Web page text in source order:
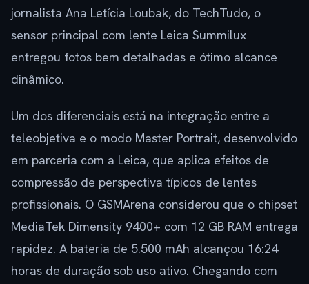
jornalista Ana Letícia Loubak, do TechTudo, o
sensor principal com lente Leica Summilux
entregou fotos bem detalhadas e ótimo alcance
dinâmico.
Um dos diferenciais está na integração entre a
teleobjetiva e o modo Master Portrait, desenvolvido
em parceria com a Leica, que aplica efeitos de
compressão de perspectiva típicos de lentes
profissionais. O GSMArena considerou que o chipset
MediaTek Dimensity 9400+ com 12 GB RAM entrega
rapidez. A bateria de 5.500 mAh alcançou 16:24
horas de duração sob uso ativo. Chegando com